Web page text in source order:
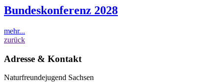
Bundeskonferenz 2028
mehr...
zurück
Adresse & Kontakt
Naturfreundejugend Sachsen